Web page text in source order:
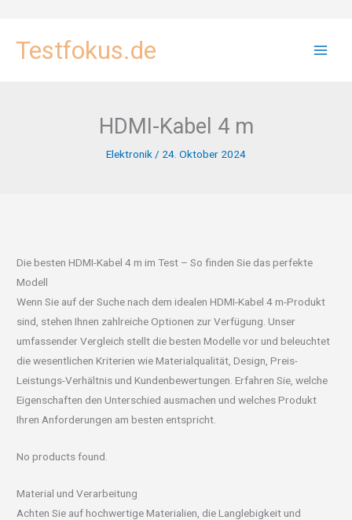
InhaltTestfokus.de
HDMI-Kabel 4 m
Elektronik / 24. Oktober 2024
Die besten HDMI-Kabel 4 m im Test – So finden Sie das perfekte
Modell
Wenn Sie auf der Suche nach dem idealen HDMI-Kabel 4 m-Produkt
sind, stehen Ihnen zahlreiche Optionen zur Verfügung. Unser
umfassender Vergleich stellt die besten Modelle vor und beleuchtet
die wesentlichen Kriterien wie Materialqualität, Design, Preis-
Leistungs-Verhältnis und Kundenbewertungen. Erfahren Sie, welche
Eigenschaften den Unterschied ausmachen und welches Produkt
Ihren Anforderungen am besten entspricht.
No products found.
Material und Verarbeitung
Achten Sie auf hochwertige Materialien, die Langlebigkeit und